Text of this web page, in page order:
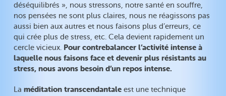
déséquilibrés », nous stressons, notre santé en souffre,
nos pensées ne sont plus claires, nous ne réagissons pas
aussi bien aux autres et nous faisons plus d’erreurs, ce
qui crée plus de stress, etc. Cela devient rapidement un
cercle vicieux. Pour contrebalancer l’activité intense à
laquelle nous faisons face et devenir plus résistants au
stress, nous avons besoin d’un repos intense.
Laméditation transcendantale est une technique